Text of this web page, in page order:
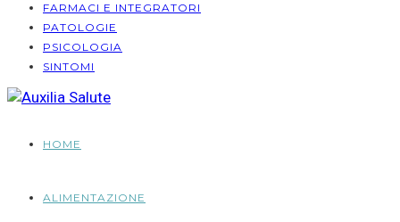
FARMACI E INTEGRATORI
PATOLOGIE
PSICOLOGIA
SINTOMI
HOME
ALIMENTAZIONE